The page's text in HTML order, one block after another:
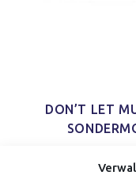
DON’T LET